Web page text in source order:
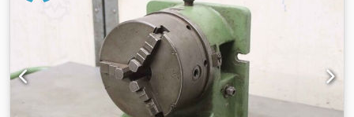
-Hajtás: SEW-Eurodrive, lásd a típustáblán lévő fotót.
Chodpfx Agotvb Eyj Ija -Közvetítő szélesség: kb. 500 mm -
Szállítási méretek: 2000/1200/H830 mm -Súly: 141 kg
raklappal együtt